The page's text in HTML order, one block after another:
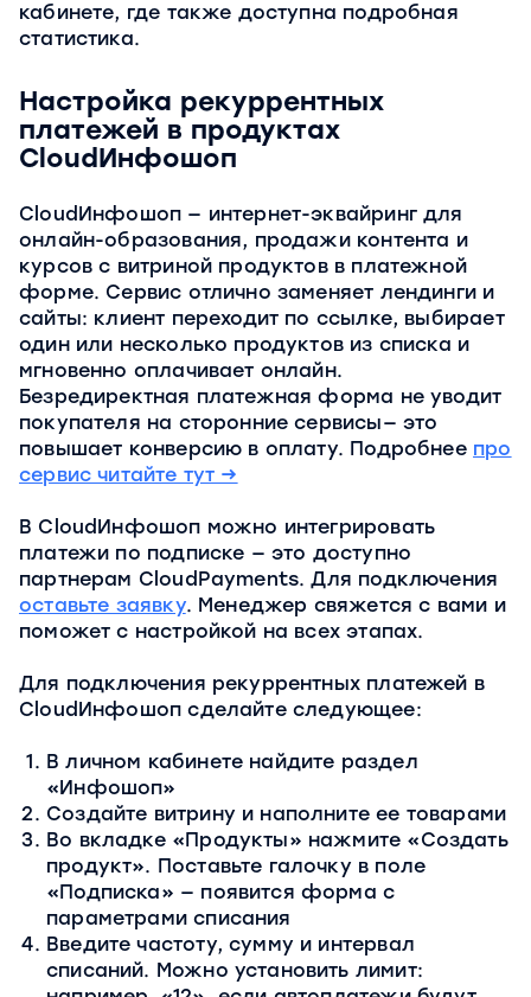
кабинете, где также доступна подробная
статистика.
Настройка рекуррентных
платежей в продуктах
CloudИнфошоп
CloudИнфошоп — интернет-эквайринг для
онлайн-образования, продажи контента и
курсов с витриной продуктов в платежной
форме. Сервис отлично заменяет лендинги и
сайты: клиент переходит по ссылке, выбирает
один или несколько продуктов из списка и
мгновенно оплачивает онлайн.
Безредиректная платежная форма не уводит
покупателя на сторонние сервисы— это
повышает конверсию в оплату. Подробнее про
сервис читайте тут →
В CloudИнфошоп можно интегрировать
платежи по подписке — это доступно
партнерам CloudPayments. Для подключения
оставьте заявку. Менеджер свяжется с вами и
поможет с настройкой на всех этапах.
Для подключения рекуррентных платежей в
CloudИнфошоп сделайте следующее:
В личном кабинете найдите раздел
«Инфошоп»
Создайте витрину и наполните ее товарами
Во вкладке «Продукты» нажмите «Создать
продукт». Поставьте галочку в поле
«Подписка» — появится форма с
параметрами списания
Введите частоту, сумму и интервал
списаний. Можно установить лимит: